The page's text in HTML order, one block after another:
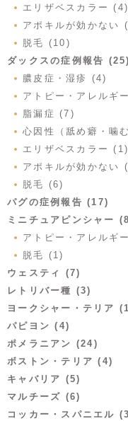
エリザベスカラー (4)
アポキルが効かない
脱毛 (10)
ダックスの症例報告 (25)
膿皮症・湿疹 (4)
アトピー・アレルギ
脂漏症 (7)
心因性（舐め癖・噛
エリザベスカラー (1)
アポキルが効かない
脱毛 (6)
パグの症例報告 (17)
ミニチュアピンシャー
アトピー・アレルギ
脱毛 (1)
ウェスティ (7)
レトリバー種 (3)
ヨークシャー・テリア
パピヨン (4)
ポメラニアン (24)
ボストン・テリア (4)
キャバリア (5)
マルチーズ (6)
コッカー・スパニエル